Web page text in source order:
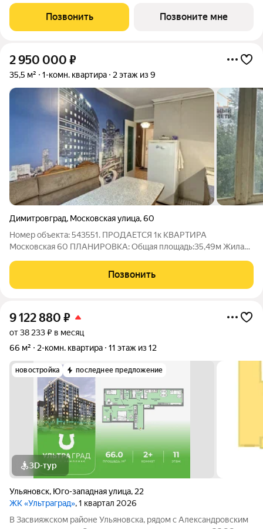
комфорт-класса «Светлые кварталы» (Застройщик ГК
«Железно»). Комфортная жизнь на
Позвонить Позвоните мне
2 950 000 ₽
35,5 м² 1-комн. квартира 2 этаж из 9
Димитровград, Московская улица,60
Номер объекта: 543551. ПРОДАЕТСЯ 1к КВАРТИРА
Московская 60 ПЛАНИРОВКА: Общая площадь:35,49м Жилая
бетонные О квартире: Продаётся
Позвонить
9 122 880 ₽
от 38 233 ₽ в месяц
66 м²
2-комн. квартира 11 этаж из 12
новостройка последнее предложение
3D-тур
Ульяновск, Юго-западная улица, 22
ЖК «Ультраград», 1 квартал 2026
В Засвияжском районе Ульяновска, рядом с Александровским